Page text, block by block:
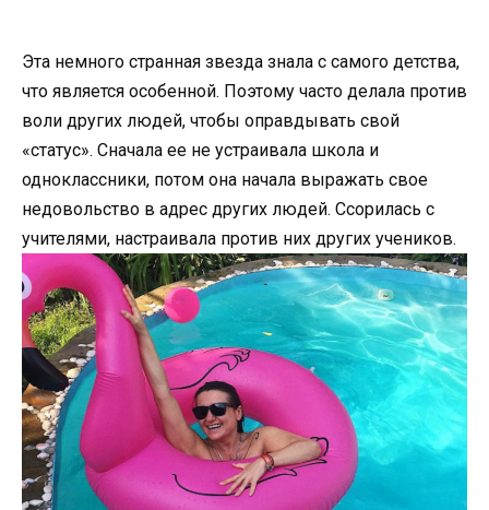
Эта немного странная звезда знала с самого детства,
что является особенной. Поэтому часто делала против
воли других людей, чтобы оправдывать свой
«статус». Сначала ее не устраивала школа и
одноклассники, потом она начала выражать свое
недовольство в адрес других людей. Ссорилась с
учителями, настраивала против них других учеников.